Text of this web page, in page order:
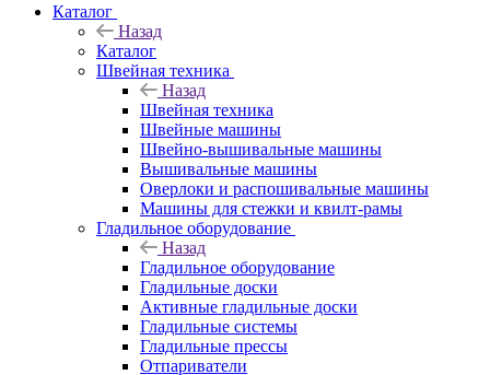
Каталог
Назад
Каталог
Швейная техника
Назад
Швейная техника
Швейные машины
Швейно-вышивальные машины
Вышивальные машины
Оверлоки и распошивальные машины
Машины для стежки и квилт-рамы
Гладильное оборудование
Назад
Гладильное оборудование
Гладильные доски
Активные гладильные доски
Гладильные системы
Гладильные прессы
Отпариватели